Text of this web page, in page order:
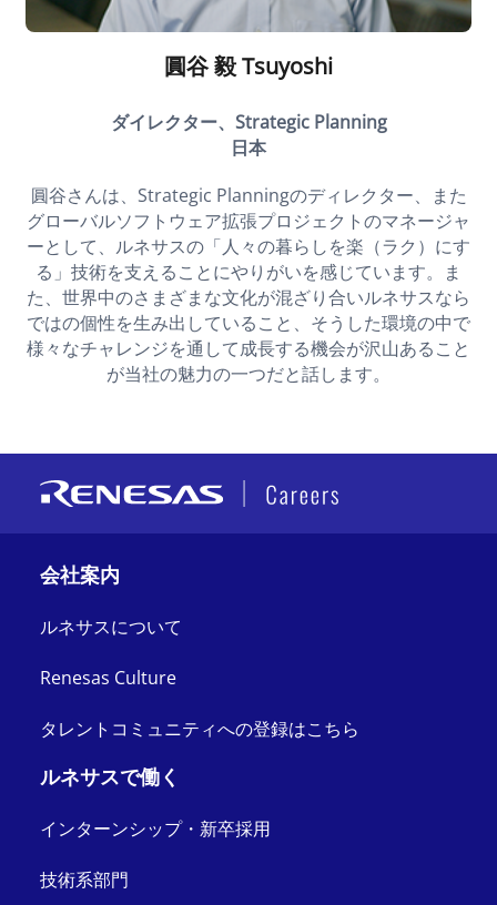
圓谷 毅 Tsuyoshi
ダイレクター、Strategic Planning
日本
圓谷さんは、Strategic Planningのディレクター、また
グローバルソフトウェア拡張プロジェクトのマネージャ
ーとして、ルネサスの「人々の暮らしを楽（ラク）にす
る」技術を支えることにやりがいを感じています。ま
た、世界中のさまざまな文化が混ざり合いルネサスなら
ではの個性を生み出していること、そうした環境の中で
様々なチャレンジを通して成長する機会が沢山あること
が当社の魅力の一つだと話します。
会社案内
ルネサスについて
Renesas Culture
タレントコミュニティへの登録はこちら
ルネサスで働く
インターンシップ・新卒採用
技術系部門